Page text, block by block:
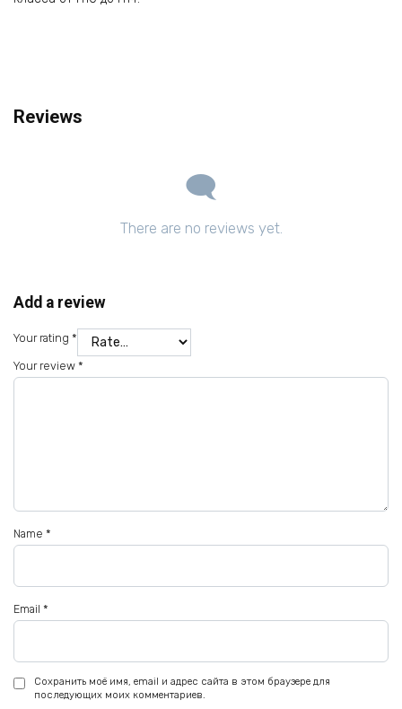
Reviews
There are no reviews yet.
Add a review
Your rating *
Your review *
Name *
Email *
Сохранить моё имя, email и адрес сайта в этом браузере для
последующих моих комментариев.